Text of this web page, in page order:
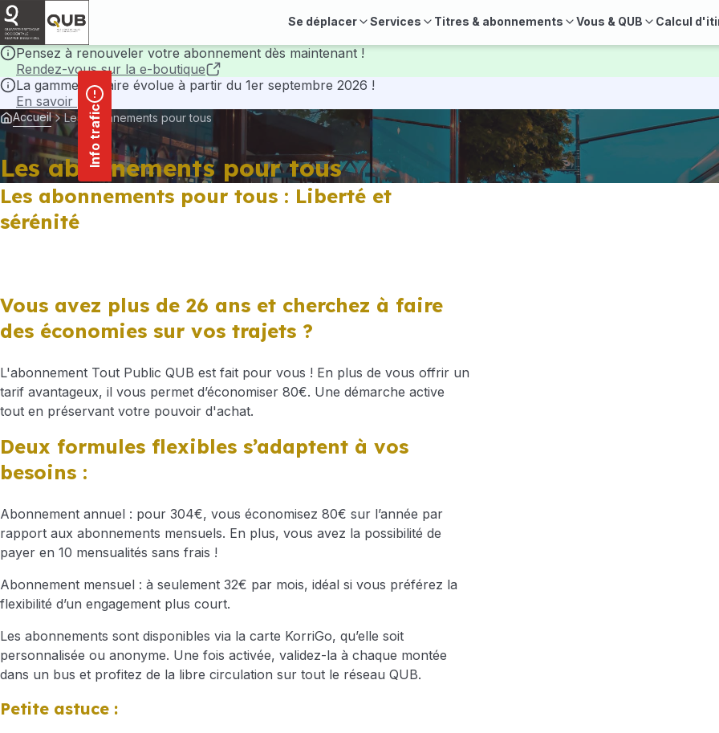
principal
Se déplacer Services Titres & abonnements Vous & QUB Calcul
Pensez à renouveler votre abonnement dès maintenant !
Rendez-vous sur la e-boutique
La gamme tarifaire évolue à partir du 1er septembre 2026 !
En savoir plus
Info trafic
Accueil Les abonnements pour tous
Les abonnements pour tous
Les abonnements pour tous : Liberté et
sérénité
Vous avez plus de 26 ans et cherchez à faire
des économies sur vos trajets ?
L'abonnement Tout Public QUB est fait pour vous ! En plus de vous offrir un
tarif avantageux, il vous permet d’économiser 80€. Une démarche active
tout en préservant votre pouvoir d'achat.
Deux formules flexibles s’adaptent à vos
besoins :
Abonnement annuel : pour 304€, vous économisez 80€ sur l’année par
rapport aux abonnements mensuels. En plus, vous avez la possibilité de
payer en 10 mensualités sans frais !
Abonnement mensuel : à seulement 32€ par mois, idéal si vous préférez la
flexibilité d’un engagement plus court.
Les abonnements sont disponibles via la carte KorriGo, qu’elle soit
personnalisée ou anonyme. Une fois activée, validez-la à chaque montée
dans un bus et profitez de la libre circulation sur tout le réseau QUB.
Petite astuce :
Panneau de gestion des cookies